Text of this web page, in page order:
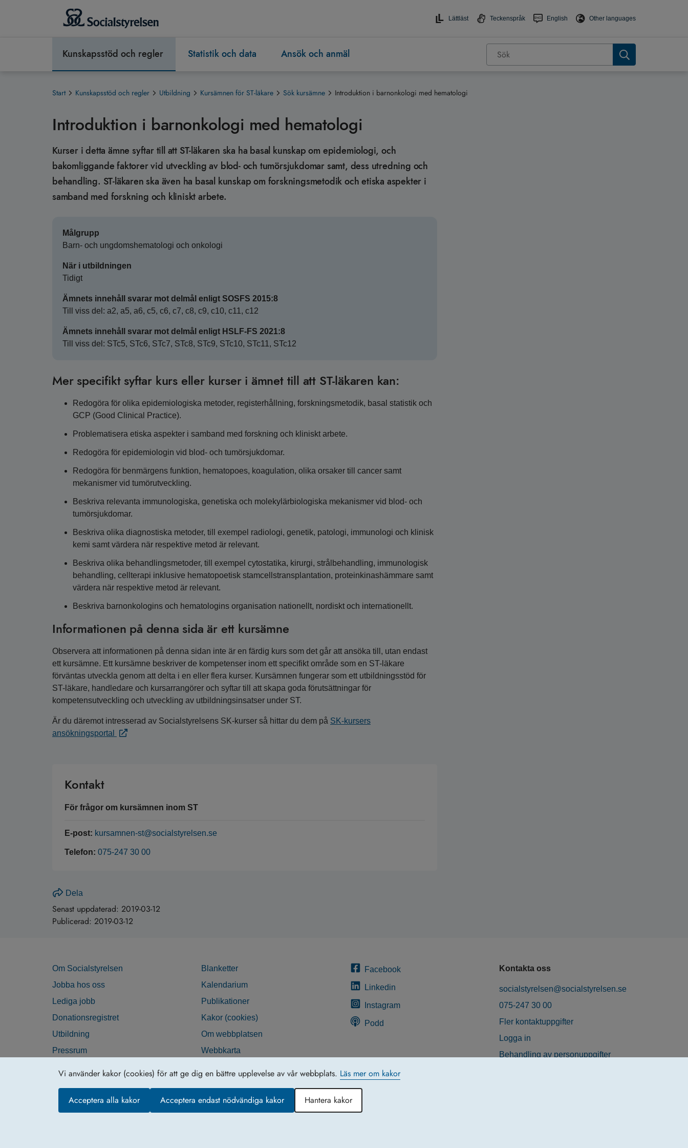
Vi använder kakor (cookies) för att ge dig en bättre upplevelse av vår webbplats. Läs mer om kakor
Acceptera alla kakor Acceptera endast nödvändiga kakor Hantera kakor
Lättläst Teckenspråk English Other languages
Kunskapsstöd och regler Statistik och data Ansök och anmäl
Start Kunskapsstöd och regler Utbildning Kursämnen för ST-läkare Sök kursämne Introduktion i barnonkologi med hematologi
Introduktion i barnonkologi med hematologi
Kurser i detta ämne syftar till att ST-läkaren ska ha basal kunskap om epidemiologi, och
bakomliggande faktorer vid utveckling av blod- och tumörsjukdomar samt, dess utredning och
behandling. ST-läkaren ska även ha basal kunskap om forskningsmetodik och etiska aspekter i
samband med forskning och kliniskt arbete.
Målgrupp
Barn- och ungdomshematologi och onkologi
När i utbildningen
Tidigt
Ämnets innehåll svarar mot delmål enligt SOSFS 2015:8
Till viss del: a2, a5, a6, c5, c6, c7, c8, c9, c10, c11, c12
Ämnets innehåll svarar mot delmål enligt HSLF-FS 2021:8
Till viss del: STc5, STc6, STc7, STc8, STc9, STc10, STc11, STc12
Mer specifikt syftar kurs eller kurser i ämnet till att ST-läkaren kan:
Redogöra för olika epidemiologiska metoder, registerhållning, forskningsmetodik, basal statistik och
GCP (Good Clinical Practice).
Problematisera etiska aspekter i samband med forskning och kliniskt arbete.
Redogöra för epidemiologin vid blod- och tumörsjukdomar.
Redogöra för benmärgens funktion, hematopoes, koagulation, olika orsaker till cancer samt
mekanismer vid tumörutveckling.
Beskriva relevanta immunologiska, genetiska och molekylärbiologiska mekanismer vid blod- och
tumörsjukdomar.
Beskriva olika diagnostiska metoder, till exempel radiologi, genetik, patologi, immunologi och klinisk
kemi samt värdera när respektive metod är relevant.
Beskriva olika behandlingsmetoder, till exempel cytostatika, kirurgi, strålbehandling, immunologisk
behandling, cellterapi inklusive hematopoetisk stamcellstransplantation, proteinkinashämmare samt
värdera när respektive metod är relevant.
Beskriva barnonkologins och hematologins organisation nationellt, nordiskt och internationellt.
Informationen på denna sida är ett kursämne
Observera att informationen på denna sidan inte är en färdig kurs som det går att ansöka till, utan endast
ett kursämne. Ett kursämne beskriver de kompetenser inom ett specifikt område som en ST-läkare
förväntas utveckla genom att delta i en eller flera kurser. Kursämnen fungerar som ett utbildningsstöd för
ST-läkare, handledare och kursarrangörer och syftar till att skapa goda förutsättningar för
kompetensutveckling och utveckling av utbildningsinsatser under ST.
Är du däremot intresserad av Socialstyrelsens SK-kurser så hittar du dem på SK-kursers
ansökningsportal
Kontakt
För frågor om kursämnen inom ST
E-post: kursamnen-st@socialstyrelsen.se
Telefon: 075-247 30 00
Dela
Senast uppdaterad: 2019-03-12
Publicerad: 2019-03-12
Om Socialstyrelsen
Jobba hos oss
Lediga jobb
Donationsregistret
Utbildning
Pressrum
Blanketter
Kalendarium
Publikationer
Kakor (cookies)
Om webbplatsen
Webbkarta
Facebook
Linkedin
Instagram
Podd
Kontakta oss
socialstyrelsen@socialstyrelsen.se
075-247 30 00
Fler kontaktuppgifter
Logga in
Behandling av personuppgifter